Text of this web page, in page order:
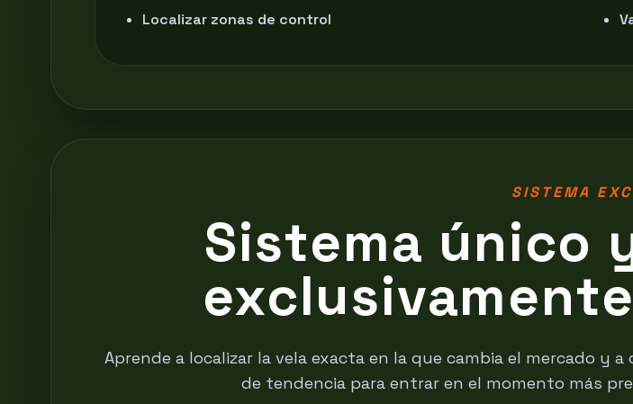
Localizar zonas de control
SISTEMA
Sistema único
Aprende a localizar la vela exacta en la que cambia el mercado y
de tendencia para entrar en el momento más